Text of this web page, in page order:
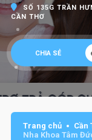
SỐ 135G TRẦN
CẦN THƠ
CHIA SẺ
Trang chủ
Cần
Nha Khoa Tâm